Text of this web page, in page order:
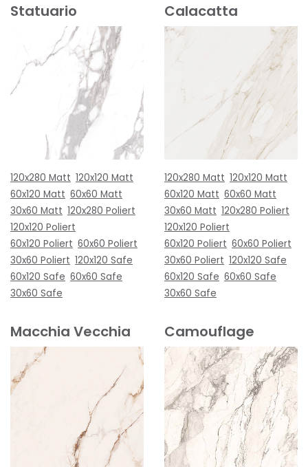
Statuario
120x280 Matt 120x120 Matt
60x120 Matt 60x60 Matt
30x60 Matt 120x280 Poliert
120x120 Poliert
60x120 Poliert 60x60 Poliert
30x60 Poliert 120x120 Safe
60x120 Safe 60x60 Safe
30x60 Safe
Calacatta
120x280 Matt 120x120 Matt
60x120 Matt 60x60 Matt
30x60 Matt 120x280 Poliert
120x120 Poliert
60x120 Poliert 60x60 Poliert
30x60 Poliert 120x120 Safe
60x120 Safe 60x60 Safe
30x60 Safe
Macchia Vecchia Camouflage